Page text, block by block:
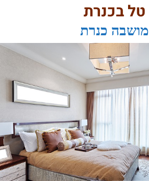
טל בכנרת
מושבה כנרת